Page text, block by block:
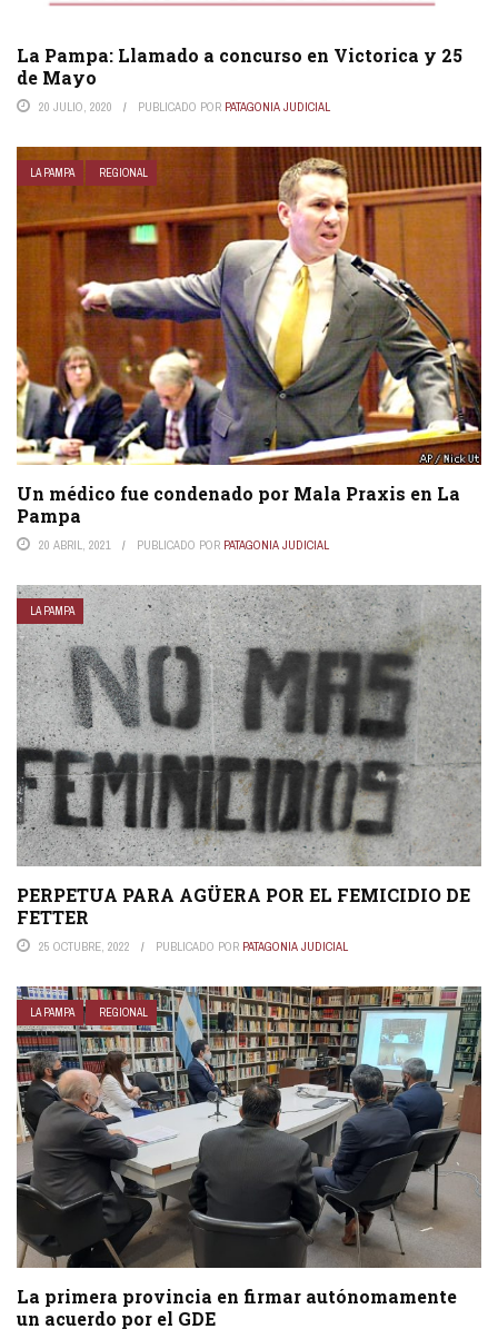
La Pampa: Llamado a concurso en Victorica y 25
de Mayo
20 JULIO, 2020 PUBLICADO POR PATAGONIA JUDICIAL
LA PAMPA REGIONAL
Un médico fue condenado por Mala Praxis en La
Pampa
20 ABRIL, 2021 PUBLICADO POR PATAGONIA JUDICIAL
LA PAMPA
PERPETUA PARA AGÜERA POR EL FEMICIDIO DE
FETTER
25 OCTUBRE, 2022 PUBLICADO POR PATAGONIA JUDICIAL
LA PAMPA REGIONAL
La primera provincia en firmar autónomamente
un acuerdo por el GDE